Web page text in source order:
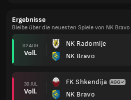
Ergebnisse
Bleibe über die neuesten Spiele von NK
02 AUG
Voll.
NK Radomlje
NK Bravo
30 JUL
Voll.
FK Shkendija
NK Bravo